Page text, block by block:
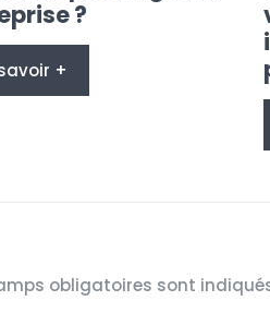
?
+
obligatoires sont